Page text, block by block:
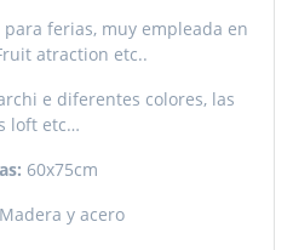
ferias, muy empleada en
atraction etc..
e diferentes colores, las
loft etc…
60x75cm
Madera y acero